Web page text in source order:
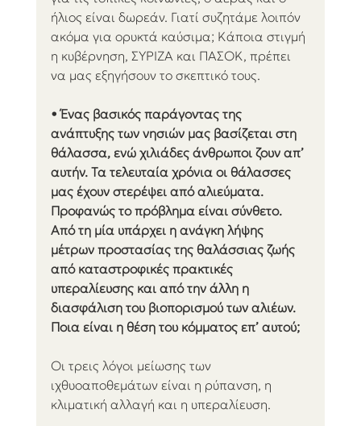
ήλιος είναι δωρεάν. Γιατί συζητάμε λοιπόν
ακόμα για ορυκτά καύσιμα; Κάποια στιγμή
η κυβέρνηση, ΣΥΡΙΖΑ και ΠΑΣΟΚ, πρέπει
να μας εξηγήσουν το σκεπτικό τους.
• Ένας βασικός παράγοντας της
ανάπτυξης των νησιών μας βασίζεται στη
θάλασσα, ενώ χιλιάδες άνθρωποι ζουν απ’
αυτήν. Τα τελευταία χρόνια οι θάλασσες
μας έχουν στερέψει από αλιεύματα.
Προφανώς το πρόβλημα είναι σύνθετο.
Από τη μία υπάρχει η ανάγκη λήψης
μέτρων προστασίας της θαλάσσιας ζωής
από καταστροφικές πρακτικές
υπεραλίευσης και από την άλλη η
διασφάλιση του βιοπορισμού των αλιέων.
Ποια είναι η θέση του κόμματος επ’ αυτού;
Οι τρεις λόγοι μείωσης των
ιχθυοαποθεμάτων είναι η ρύπανση, η
κλιματική αλλαγή και η υπεραλίευση.